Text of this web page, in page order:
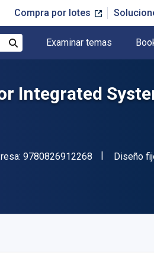
Compra por lotes
Examinar temas
Integrated
9780826912268 "ISBN-13
Formato
Diseño